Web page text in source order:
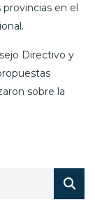
en el
Directivo y
sobre la